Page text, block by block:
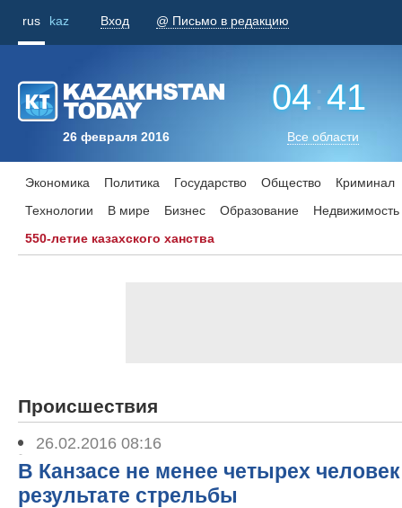
rus kaz Вход @ Письмо в редакцию
26 февраля 2016
04:41
Все области
Экономика Политика Государство Общество
Криминал
Технологии
В мире Бизнес Образование
Недвижимость
550-летие казахского ханства
Происшествия
26.02.2016 08:16
В Канзасе не менее четырех
результате стрельбы